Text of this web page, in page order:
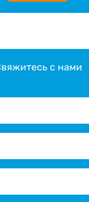
с нами